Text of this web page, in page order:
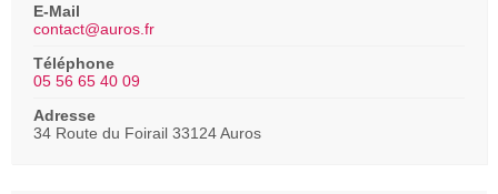
E-Mail
contact@auros.fr
Téléphone
05 56 65 40 09
Adresse
34 Route du Foirail 33124 Auros